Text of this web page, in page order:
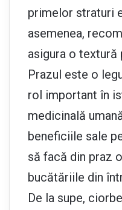
primelor straturi
asemenea,
asigura o textură
Prazul este o
rol important în
medicinală
beneficiile sale
să facă din praz
bucătăriile din
De la supe,